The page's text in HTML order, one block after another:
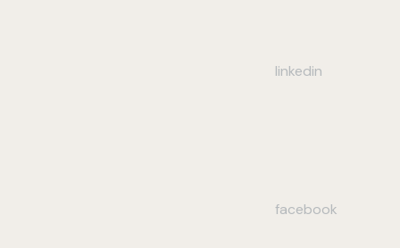
linkedin
facebook